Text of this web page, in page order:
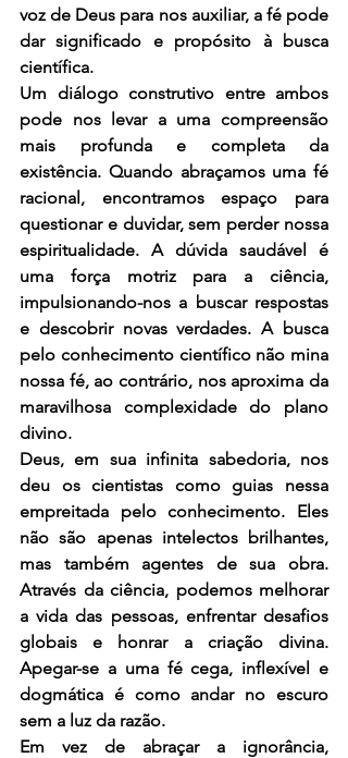
voz de Deus para nos auxiliar, a fé pode
dar significado e propósito à busca
científica.
Um diálogo construtivo entre ambos
pode nos levar a uma compreensão
mais profunda e completa da
existência. Quando abraçamos uma fé
racional, encontramos espaço para
questionar e duvidar, sem perder nossa
espiritualidade. A dúvida saudável é
uma força motriz para a ciência,
impulsionando-nos a buscar respostas
e descobrir novas verdades. A busca
pelo conhecimento científico não mina
nossa fé, ao contrário, nos aproxima da
maravilhosa complexidade do plano
divino.
Deus, em sua infinita sabedoria, nos
deu os cientistas como guias nessa
empreitada pelo conhecimento. Eles
não são apenas intelectos brilhantes,
mas também agentes de sua obra.
Através da ciência, podemos melhorar
a vida das pessoas, enfrentar desafios
globais e honrar a criação divina.
Apegar-se a uma fé cega, inflexível e
dogmática é como andar no escuro
sem a luz da razão.
Em vez de abraçar a ignorância,